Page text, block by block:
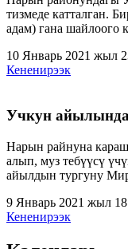
тизмеде катталган.
адам) гана
10 Январь 2021 жыл
Кененирээк
Учкун
Нарын райнуна
алып, муз тебүүсү
айылдын тургуну
9 Январь 2021 жыл
Кененирээк